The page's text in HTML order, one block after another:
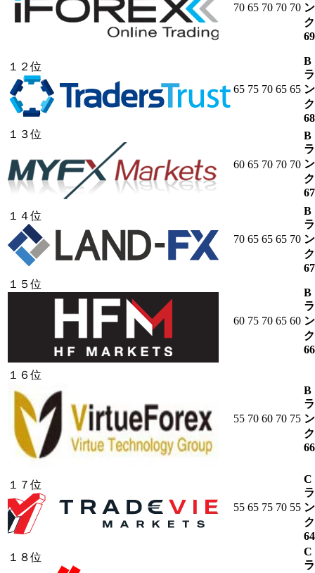
70 65 70 70 70 ン
ク
69
１２位
65 75 70 65 65
B
ラ
ン
ク
68
１３位
60 65 70 70 70
B
ラ
ン
ク
67
１４位
70 65 65 65 70
B
ラ
ン
ク
67
１５位
60 75 70 65 60
B
ラ
ン
ク
66
１６位
55 70 60 70 75
B
ラ
ン
ク
66
１７位
55 65 75 70 55
C
ラ
ン
ク
64
１８位
C
ラ